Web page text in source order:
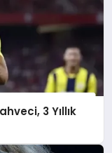
3 Yıllık